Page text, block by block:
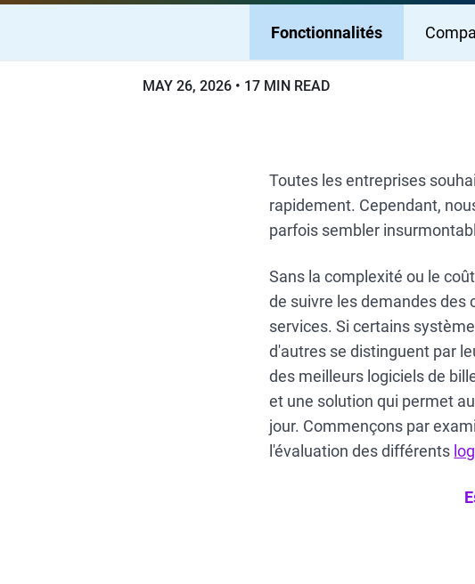
Fonctionnalités
MAY 26, 2026 17 MIN READ
Toutes les entreprises
rapidement. Cependant,
parfois sembler
Sans la complexité ou le
de suivre les demandes des
services. Si certains
d'autres se distinguent par
des meilleurs logiciels de
et une solution qui permet
jour. Commençons par
l'évaluation des différents